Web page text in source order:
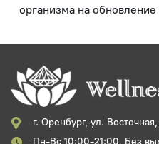
организма на
г. Оренбург, ул.
Пн-Вс 10:00-21:00, Без